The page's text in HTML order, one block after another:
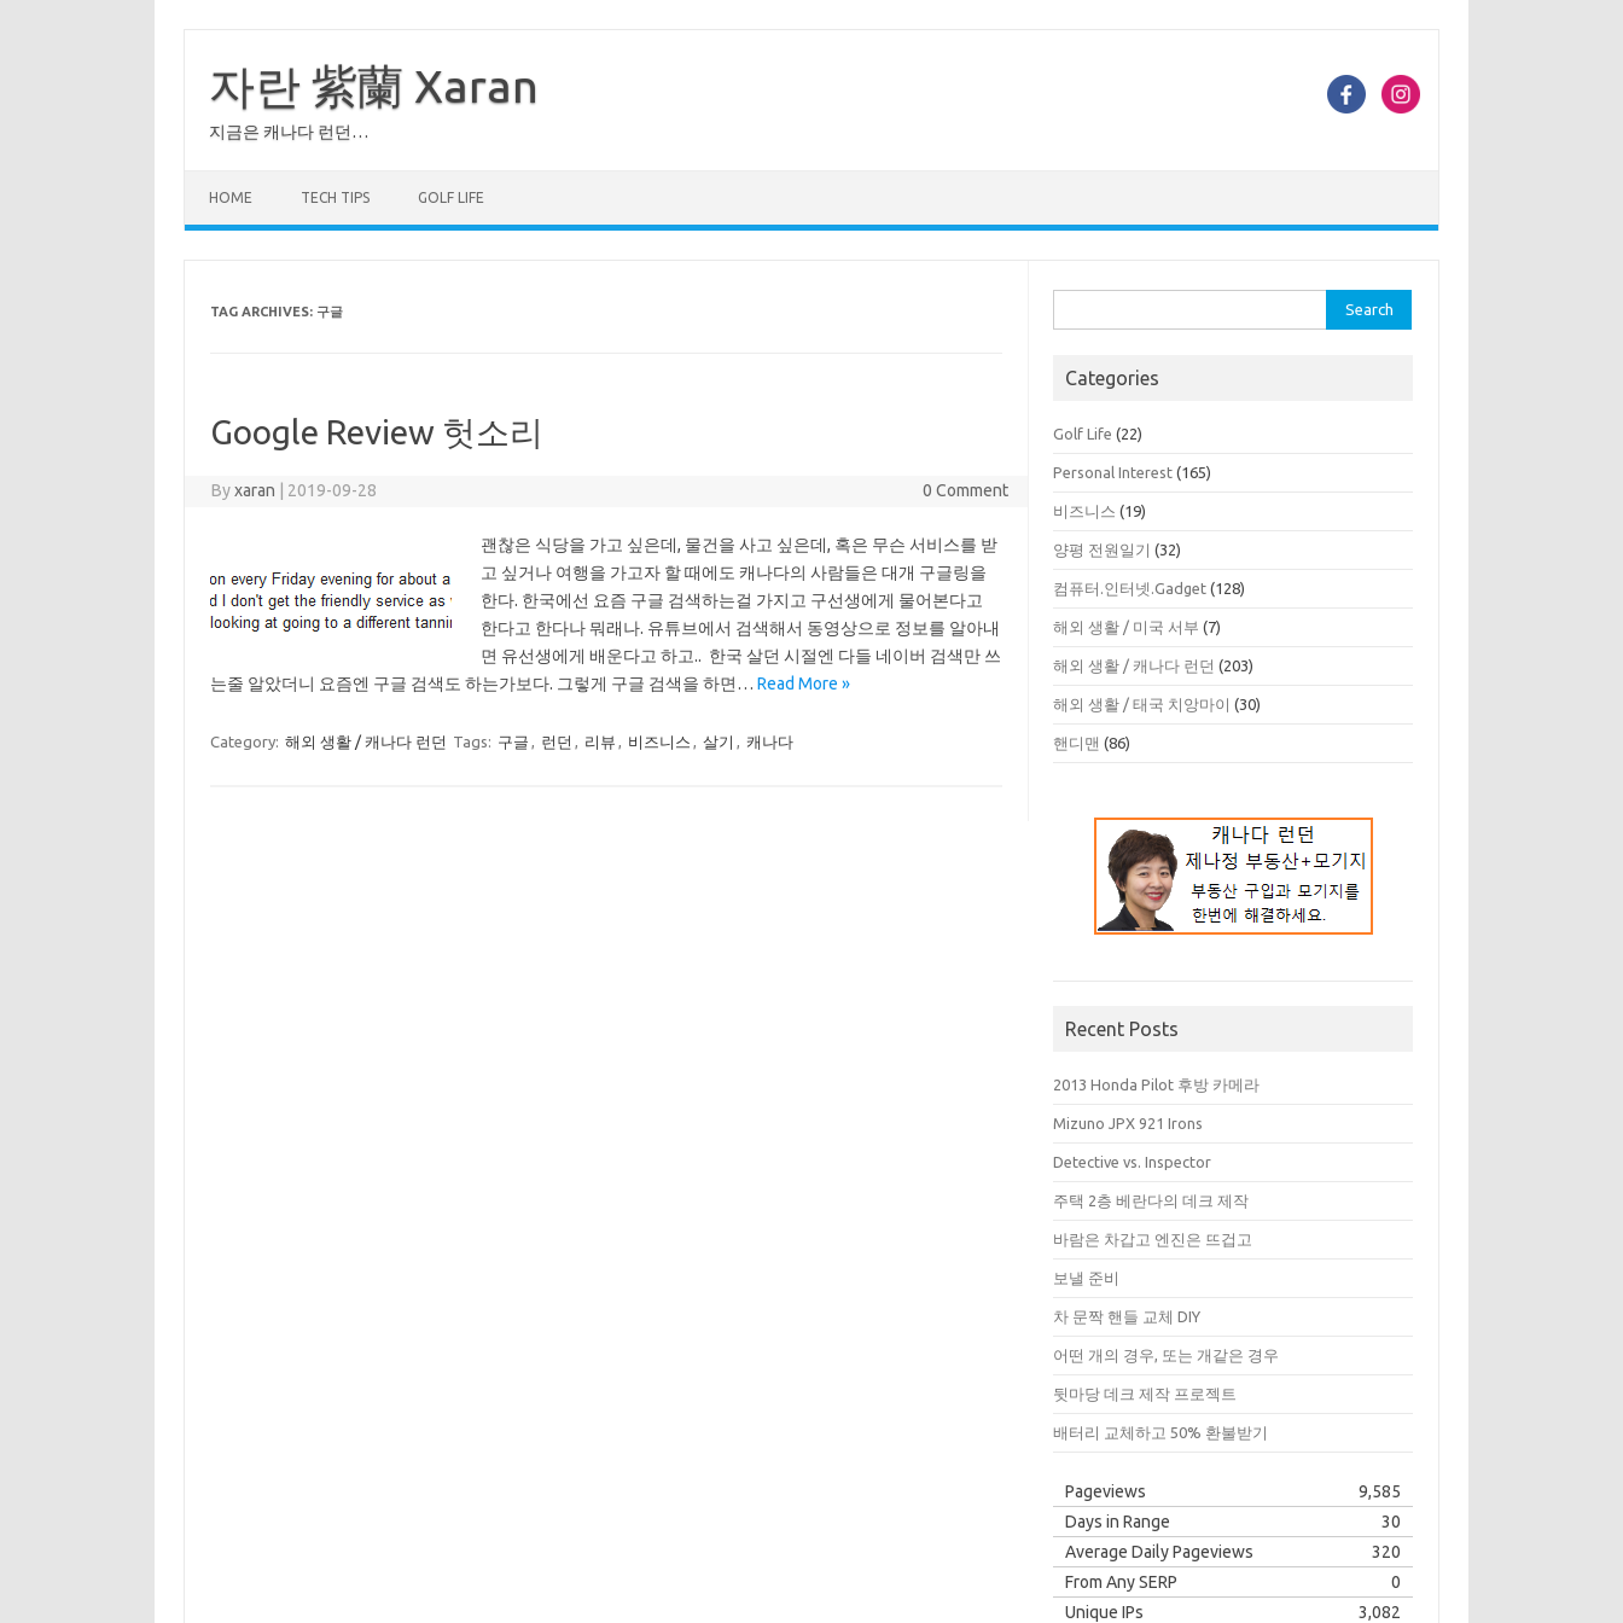
content
자란 紫蘭 Xaran
지금은 캐나다 런던…
HOME TECH TIPS GOLF LIFE
TAG ARCHIVES: 구글
Google Review 헛소리
Byxaran 2019-09-28 0 Comment
괜찮은 식당을 가고 싶은데, 물건을 사고 싶은데, 혹은 무슨 서비스를 받
고 싶거나 여행을 가고자 할 때에도 캐나다의 사람들은 대개 구글링을
한다. 한국에선 요즘 구글 검색하는걸 가지고 구선생에게 물어본다고
한다고 한다나 뭐래나. 유튜브에서 검색해서 동영상으로 정보를 알아내
면 유선생에게 배운다고 하고.. 한국 살던 시절엔 다들 네이버 검색만 쓰
는줄 알았더니 요즘엔 구글 검색도 하는가보다. 그렇게 구글 검색을 하면… Read More »
Category: 해외 생활 / 캐나다 런던 Tags: 구글 , 런던 , 리뷰 , 비즈니스 , 살기 , 캐나다
for:
Categories
Golf Life (22)
Personal Interest (165)
비즈니스 (19)
양평 전원일기 (32)
컴퓨터.인터넷.Gadget (128)
해외 생활 / 미국 서부 (7)
해외 생활 / 캐나다 런던 (203)
해외 생활 / 태국 치앙마이 (30)
핸디맨 (86)
Recent Posts
2013 Honda Pilot 후방 카메라
Mizuno JPX 921 Irons
Detective vs. Inspector
주택 2층 베란다의 데크 제작
바람은 차갑고 엔진은 뜨겁고
보낼 준비
차 문짝 핸들 교체 DIY
어떤 개의 경우, 또는 개같은 경우
뒷마당 데크 제작 프로젝트
배터리 교체하고 50% 환불받기
Pageviews
9,585
Days in Range
30
Average Daily Pageviews
320
From Any SERP
0
Unique IPs
3,082